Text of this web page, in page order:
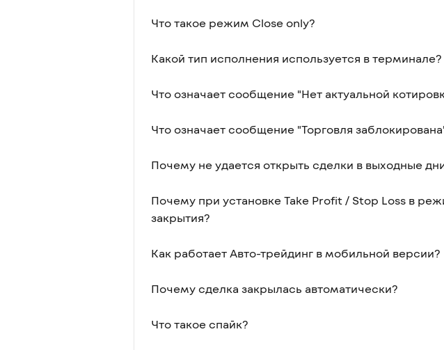
Что такое режим Close only?
Какой тип исполнения используется в терминале?
Что означает сообщение "Нет актуальной
Что означает сообщение "Торговля
Почему не удается открыть сделки в выходные
Почему при установке Take Profit / Stop Loss в
закрытия?
Как работает Авто-трейдинг в мобильной версии?
Почему сделка закрылась автоматически?
Что такое спайк?